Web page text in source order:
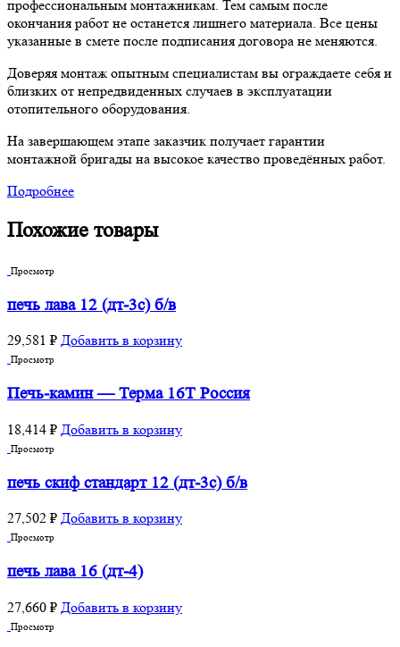
профессиональным монтажникам. Тем самым после
окончания работ не останется лишнего материала. Все цены
указанные в смете после подписания договора не меняются.
Доверяя монтаж опытным специалистам вы ограждаете себя и
близких от непредвиденных случаев в эксплуатации
отопительного оборудования.
На завершающем этапе заказчик получает гарантии
монтажной бригады на высокое качество проведённых работ.
Подробнее
Похожие товары
Просмотр
печь лава 12 (дт-3с) б/в
29,581 ₽ Добавить в корзину
Просмотр
Печь-камин — Терма 16Т Россия
18,414 ₽ Добавить в корзину
Просмотр
печь скиф стандарт 12 (дт-3с) б/в
27,502 ₽ Добавить в корзину
Просмотр
печь лава 16 (дт-4)
27,660 ₽ Добавить в корзину
Просмотр